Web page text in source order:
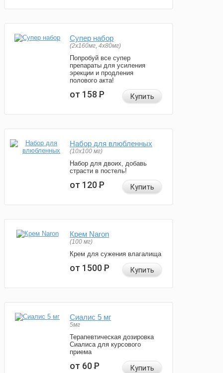
Супер набор
(2х160мг, 4х80мг)
Попробуй все супер
препараты для усиления
эрекции и продления
полового акта!
от 158Р Купить
Набор для влюбленных
(10х100 мг)
Набор для двоих, добавь
страсти в постель!
от 120Р Купить
Крем Naron
(100 мг)
Крем для сужения влагалища
от 1500Р Купить
Сиалис 5 мг
5мг
Терапевтическая дозировка
Сиалиса для курсового
приема
от 60Р Купить